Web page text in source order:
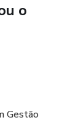
o
Gestão